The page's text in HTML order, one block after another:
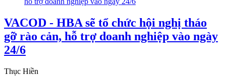
VACOD - HBA sẽ tổ chức hội nghị tháo
gỡ rào cản, hỗ trợ doanh nghiệp vào ngày
24/6
Thục Hiền